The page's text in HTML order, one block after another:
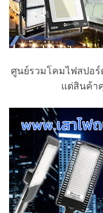
ศูนย์รวมโคมไฟสปอร์
แต่สินค้า